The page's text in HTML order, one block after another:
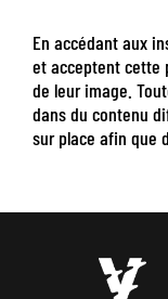
En accédant aux
et acceptent cette
de leur image.
dans du contenu
sur place afin que